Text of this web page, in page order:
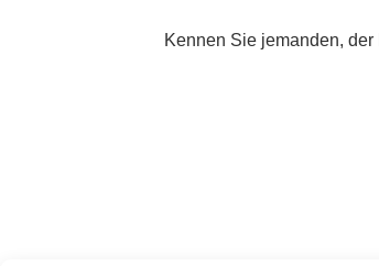
Kennen Sie jemanden,